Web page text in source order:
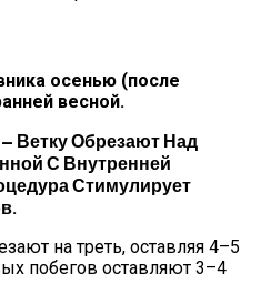
осенью (после
весной.
Ветку Обрезают Над
С Внутренней
Стимулирует
на треть, оставляя 4–5
побегов оставляют 3–4